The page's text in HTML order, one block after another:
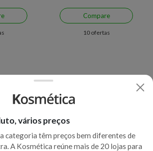
Compare
10 ofertas
vários preços
categoria têm preços bem diferentes de
A Kosmética reúne mais de 20 lojas para